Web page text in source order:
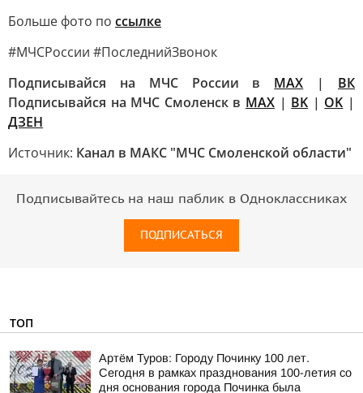
Больше фото по ссылке
#МЧСРоссии #ПоследнийЗвонок
Подписывайся на МЧС России в MAX | ВК
Подписывайся на МЧС Смоленск в MAX | BK | OK |
ДЗЕН
Источник: Канал в МАКС "МЧС Смоленской области"
Подписывайтесь на наш паблик в Одноклассниках
ПОДПИСАТЬСЯ
ТОП
Артём Туров: Городу Починку 100 лет.
Сегодня в рамках празднования 100-летия со
дня основания города Починка была